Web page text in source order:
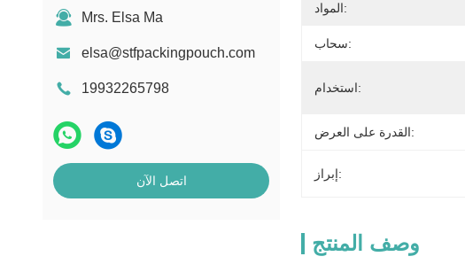
Mrs. Elsa Ma
elsa@stfpackingpouch.com
19932265798
اتصل الآن
المواد:
سحاب:
استخدام:
القدرة على العرض:
إبراز:
وصف المنتج